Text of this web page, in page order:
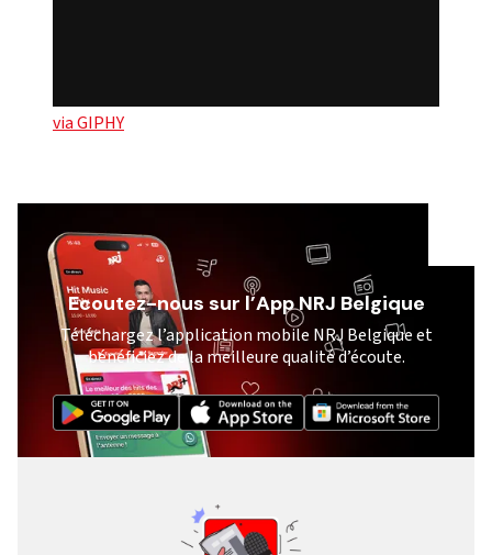
via GIPHY
Ecoutez-nous sur l’App NRJ Belgique
Téléchargez l’application mobile NRJ Belgique et
bénéficiez de la meilleure qualité d’écoute.